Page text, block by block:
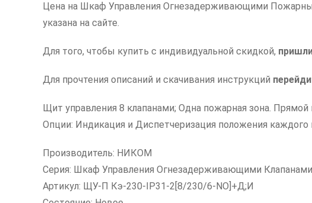
Цена на Шкаф Управления Огнезадерживающими
указана на сайте.
Для того, чтобы купить с индивидуальной скидкой,
Для прочтения описаний и скачивания инструкций
Щит управления 8 клапанами; Одна пожарная зона.
Опции: Индикация и Диспетчеризация положения каждого
Производитель: НИКОМ
Серия: Шкаф Управления Огнезадерживающими
Артикул: ЩУ-П Кэ-230-IP31-2[8/230/6-NO]+Д;И